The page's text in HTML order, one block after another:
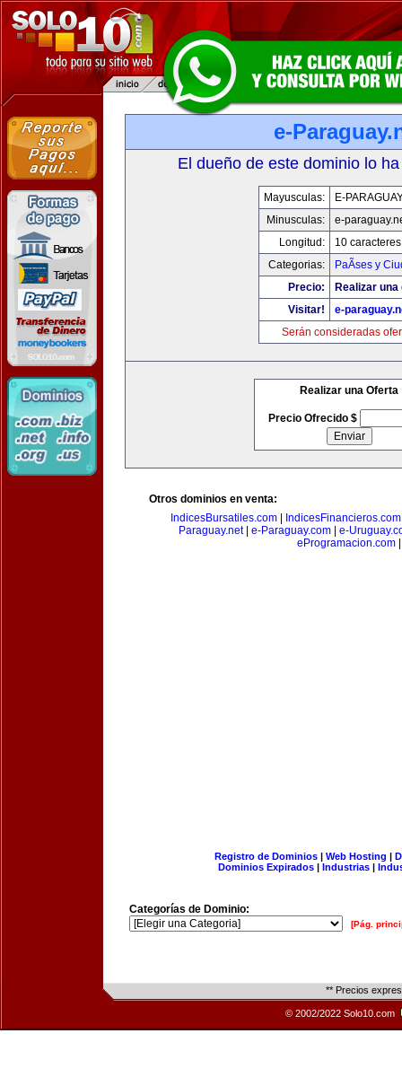
e-
El dueño de este dominio lo
Mayusculas:
E-
Minusculas:
e-
Longitud:
10 caracteres
Categorias:
PaÃ­ses y
Precio:
Realizar
Visitar!
e-
Serán consideradas
Realizar una Oferta
Precio Ofrecido $
Otros dominios en venta:
IndicesBursatiles.com
IndicesFinancieros.com
Paraguay.net| e-Paraguay.com| e-
eProgramacion.com
Registro de Dominios| Web Hosting |
Dominios Expirados | Industrias |
Categorías de Dominio:
[Pág.
** Precios
© 2002/2022 Solo10.com